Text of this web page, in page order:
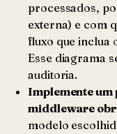
processados,
externa) e com
fluxo que inclua
Esse diagrama
auditoria.
Implemente
middleware
modelo